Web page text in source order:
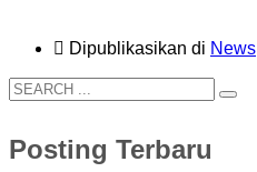
Dipublikasikan di News
Posting Terbaru